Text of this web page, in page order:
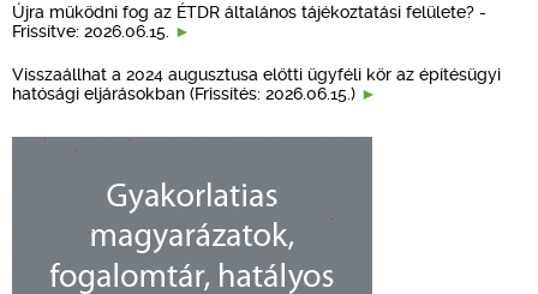
Újra működni fog az ÉTDR általános tájékoztatási felülete? -
Frissítve: 2026.06.15.
Visszaállhat a 2024 augusztusa előtti ügyféli kör az építésügyi
hatósági eljárásokban (Frissítés: 2026.06.15.)